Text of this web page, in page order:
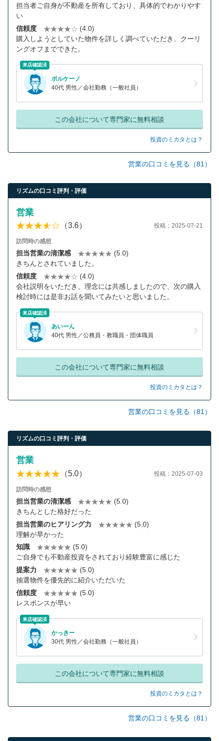
担当者ご自身が不動産を所有しており、具体的でわかりやす
い
信頼度
(4.0)
購入しようとしていた物件を詳しく調べていただき、クーリ
ングオフまでできた。
来店確認済
ボルケーノ
40代 男性／会社勤務（一般社員）
この会社について専門家に無料相談
投資のミカタとは？
営業の口コミを見る（81）
リズムの口コミ評判・評価
営業
（3.6） 投稿：2025-07-21
訪問時の感想
担当営業の清潔感
(5.0)
きちんとされていました。
信頼度
(4.0)
会社説明をいただき、理念には共感しましたので、次の購入
検討時には是非お話を聞いてみたいと思いました。
来店確認済
あいーん
40代 男性／公務員・教職員・団体職員
この会社について専門家に無料相談
投資のミカタとは？
営業の口コミを見る（81）
リズムの口コミ評判・評価
営業
（5.0） 投稿：2025-07-03
訪問時の感想
担当営業の清潔感
(5.0)
きちんとした格好だった
担当営業のヒアリング力
(5.0)
理解が早かった
知識
(5.0)
ご自身でも不動産投資をされており経験豊富に感じた
提案力
(5.0)
抽選物件を優先的に紹介いただいた
信頼度
(5.0)
レスポンスが早い
来店確認済
かっきー
30代 男性／会社勤務（一般社員）
この会社について専門家に無料相談
投資のミカタとは？
営業の口コミを見る（81）